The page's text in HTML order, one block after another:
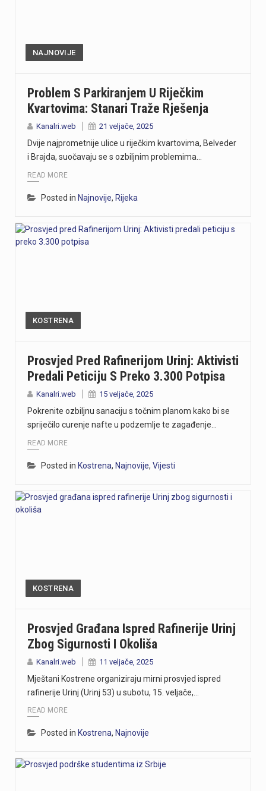
NAJNOVIJE
Problem S Parkiranjem U Riječkim
Kvartovima: Stanari Traže Rješenja
Kanalri.web 21 veljače, 2025
Dvije najprometnije ulice u riječkim kvartovima, Belveder
i Brajda, suočavaju se s ozbiljnim problemima…
READ MORE
Posted in Najnovije, Rijeka
KOSTRENA
Prosvjed Pred Rafinerijom Urinj: Aktivisti
Predali Peticiju S Preko 3.300 Potpisa
Kanalri.web 15 veljače, 2025
Pokrenite ozbiljnu sanaciju s točnim planom kako bi se
spriječilo curenje nafte u podzemlje te zagađenje…
READ MORE
Posted in Kostrena, Najnovije, Vijesti
KOSTRENA
Prosvjed Građana Ispred Rafinerije Urinj
Zbog Sigurnosti I Okoliša
Kanalri.web 11 veljače, 2025
Mještani Kostrene organiziraju mirni prosvjed ispred
rafinerije Urinj (Urinj 53) u subotu, 15. veljače,…
READ MORE
Posted in Kostrena, Najnovije